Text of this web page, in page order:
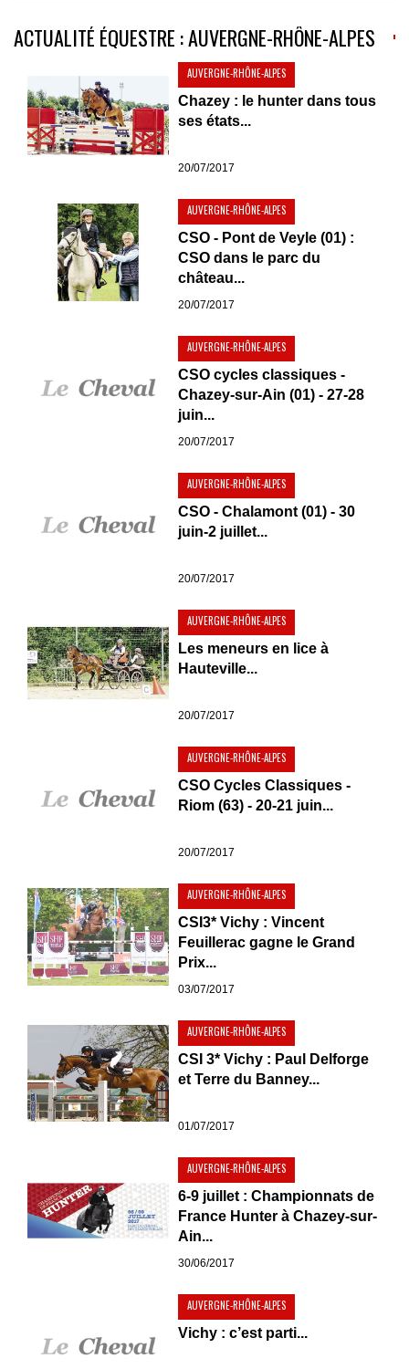
ACTUALITÉ ÉQUESTRE : AUVERGNE-RHÔNE-ALPES
AUVERGNE-RHÔNE-ALPES
Chazey : le hunter dans tous
ses états...
20/07/2017
AUVERGNE-RHÔNE-ALPES
CSO - Pont de Veyle (01) :
CSO dans le parc du
château...
20/07/2017
AUVERGNE-RHÔNE-ALPES
CSO cycles classiques -
Chazey-sur-Ain (01) - 27-28
juin...
20/07/2017
AUVERGNE-RHÔNE-ALPES
CSO - Chalamont (01) - 30
juin-2 juillet...
20/07/2017
AUVERGNE-RHÔNE-ALPES
Les meneurs en lice à
Hauteville...
20/07/2017
AUVERGNE-RHÔNE-ALPES
CSO Cycles Classiques -
Riom (63) - 20-21 juin...
20/07/2017
AUVERGNE-RHÔNE-ALPES
CSI3* Vichy : Vincent
Feuillerac gagne le Grand
Prix...
03/07/2017
AUVERGNE-RHÔNE-ALPES
CSI 3* Vichy : Paul Delforge
et Terre du Banney...
01/07/2017
AUVERGNE-RHÔNE-ALPES
6-9 juillet : Championnats de
France Hunter à Chazey-sur-
Ain...
30/06/2017
AUVERGNE-RHÔNE-ALPES
Vichy : c’est parti...